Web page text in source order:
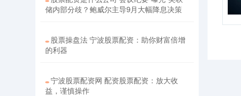
储内部分歧？鲍威尔主导9月大幅降息决策
股票操盘法 宁波股票配资：助你财富倍增
的利器
宁波股票配资网 配资股票配资：放大收
益，谨慎操作